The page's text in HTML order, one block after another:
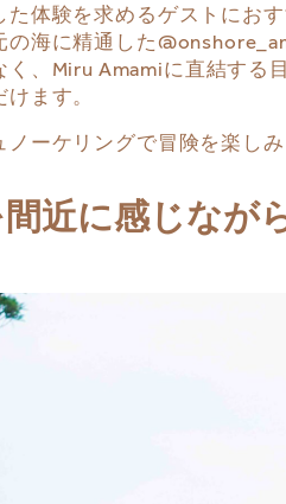
た体験を求めるゲストにお
の海に精通した
く、Miru Amamiに直結する
ます。
ノーケリングで冒険を楽しみ
近に感じなが